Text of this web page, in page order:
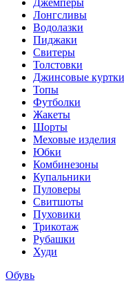
Джемперы
Лонгсливы
Водолазки
Пиджаки
Свитеры
Толстовки
Джинсовые куртки
Топы
Футболки
Жакеты
Шорты
Меховые изделия
Юбки
Комбинезоны
Купальники
Пуловеры
Свитшоты
Пуховики
Трикотаж
Рубашки
Худи
Обувь